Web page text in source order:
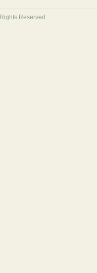
初中古诗
Reserved.